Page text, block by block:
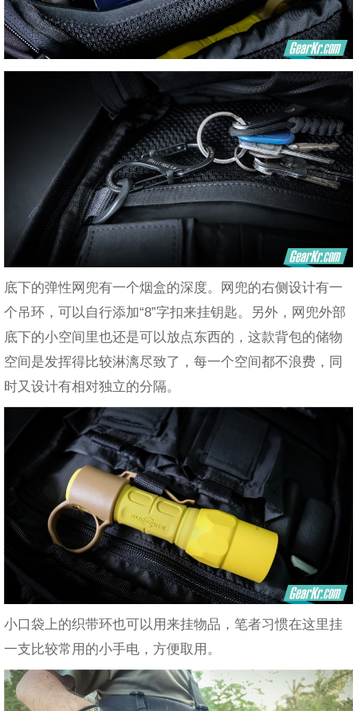
底下的弹性网兜有一个烟盒的深度。网兜的右侧设计有一
个吊环，可以自行添加“8”字扣来挂钥匙。另外，网兜外部
底下的小空间里也还是可以放点东西的，这款背包的储物
空间是发挥得比较淋漓尽致了，每一个空间都不浪费，同
时又设计有相对独立的分隔。
小口袋上的织带环也可以用来挂物品，笔者习惯在这里挂
一支比较常用的小手电，方便取用。